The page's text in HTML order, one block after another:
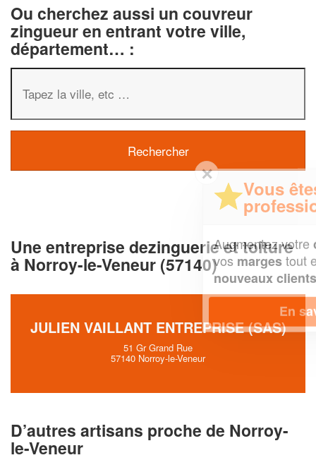
Ou cherchez aussi un couvreur
zingueur en entrant votre ville,
département… :
Une entreprise dezinguerie et toiture
à Norroy-le-Veneur (57140)
JULIEN VAILLANT ENTREPRISE (SAS)
51 Gr Grand Rue
57140 Norroy-le-Veneur
D’autres artisans proche de Norroy-
le-Veneur
✕
Vous êtes un
professionnel ?
Augmentez votrechiffre d'affaireset
vosmarges tout en gagnant de
nouveaux clients